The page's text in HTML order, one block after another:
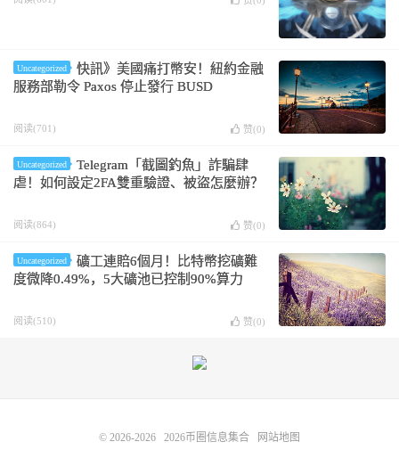
Uncategorized
快訊》美國痛打幣安！紐約金融
服務部勒令 Paxos 停止發行 BUSD
阅读(701) 赞(0)
Uncategorized
Telegram「截圖釣魚」詐騙肆
虐！如何設定2FA雙重驗證、被盜怎麼辦？
阅读(864) 赞(0)
Uncategorized
礦工連賠6個月！比特幣挖礦難
度微降0.49%，5大礦池已控制90%算力
阅读(510) 赞(0)
© 2026-2026 2026币圈信息集合 网站地图